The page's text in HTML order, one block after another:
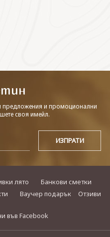
предложения и промоционални
своя имейл.
лято
Банкови сметки
Ваучер подарък Отзиви
във Facebook